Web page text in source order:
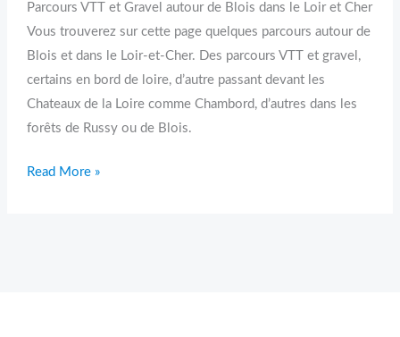
Parcours VTT et Gravel autour de Blois dans le Loir et Cher
Vous trouverez sur cette page quelques parcours autour de
Blois et dans le Loir-et-Cher. Des parcours VTT et gravel,
certains en bord de loire, d’autre passant devant les
Chateaux de la Loire comme Chambord, d’autres dans les
forêts de Russy ou de Blois.
Read More »